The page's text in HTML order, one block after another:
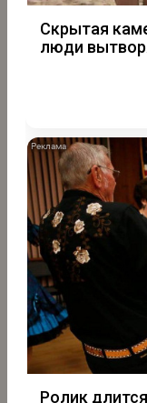
Скрытая
люди
Ролик